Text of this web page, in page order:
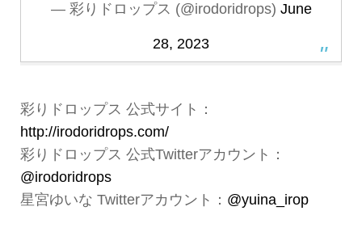
— 彩りドロップス (@irodoridrops) June
28, 2023
彩りドロップス 公式サイト：
http://irodoridrops.com/
彩りドロップス 公式Twitterアカウント：
@irodoridrops
星宮ゆいな Twitterアカウント： @yuina_irop